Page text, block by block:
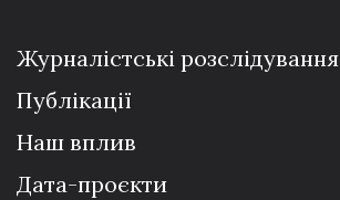
Журналістські розслідування
Публікації
Наш вплив
Дата-проєкти